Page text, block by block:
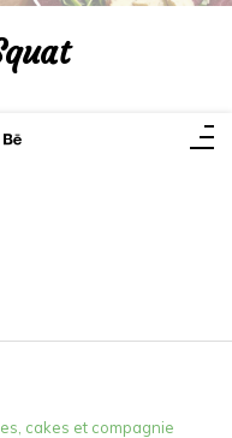
cakes et compagnie